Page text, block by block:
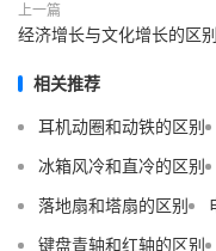
上一篇
经济增长与文化增长的区别
相关推荐
耳机动圈和动铁的区别
冰箱风冷和直冷的区别
落地扇和塔扇的区别
键盘青轴和红轴的区别